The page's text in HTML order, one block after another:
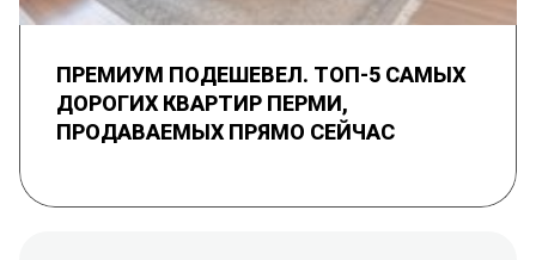
ПРЕМИУМ ПОДЕШЕВЕЛ. ТОП-5 САМЫХ
ДОРОГИХ КВАРТИР ПЕРМИ,
ПРОДАВАЕМЫХ ПРЯМО СЕЙЧАС